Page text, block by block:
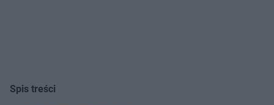
Spis treści